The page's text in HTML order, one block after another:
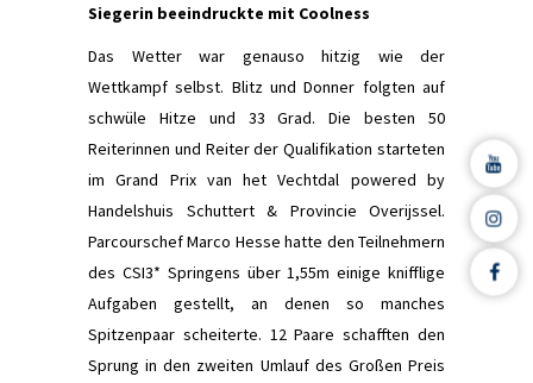
Siegerin beeindruckte mit Coolness
Das Wetter war genauso hitzig wie der
Wettkampf selbst. Blitz und Donner folgten auf
schwüle Hitze und 33 Grad. Die besten 50
Reiterinnen und Reiter der Qualifikation starteten
im Grand Prix van het Vechtdal powered by
Handelshuis Schuttert & Provincie Overijssel.
Parcourschef Marco Hesse hatte den Teilnehmern
des CSI3* Springens über 1,55m einige knifflige
Aufgaben gestellt, an denen so manches
Spitzenpaar scheiterte. 12 Paare schafften den
Sprung in den zweiten Umlauf des Großen Preis